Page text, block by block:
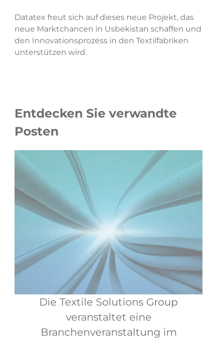
Datatex freut sich auf dieses neue Projekt, das
neue Marktchancen in Usbekistan schaffen und
den Innovationsprozess in den Textilfabriken
unterstützen wird.
Entdecken Sie verwandte
Posten
Die Textile Solutions Group
veranstaltet eine
Branchenveranstaltung im